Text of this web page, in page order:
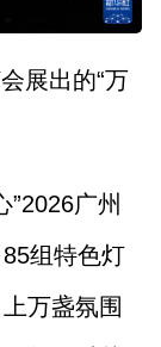
展出的“万
”2026广州
组特色灯
万盏氛围